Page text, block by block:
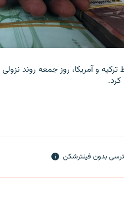
و آمریکا، روز جمعه روند
بدون فیلترشکن